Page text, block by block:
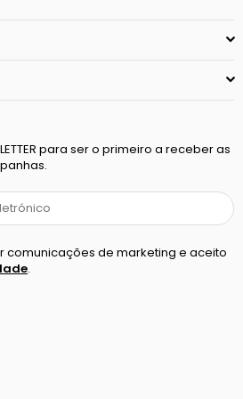
para ser o primeiro a receber as
comunicações de marketing e aceito
.